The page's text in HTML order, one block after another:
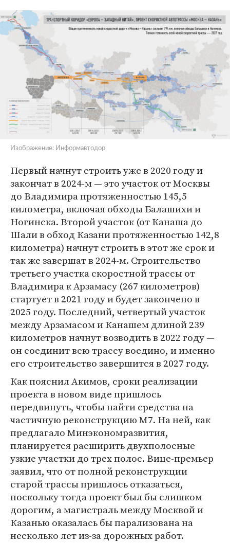
Изображение: Информавтодор
Первый начнут строить уже в 2020 году и
закончат в 2024-м — это участок от Москвы
до Владимира протяженностью 145,5
километра, включая обходы Балашихи и
Ногинска. Второй участок (от Канаша до
Шали в обход Казани протяженностью 142,8
километра) начнут строить в этот же срок и
так же завершат в 2024-м. Строительство
третьего участка скоростной трассы от
Владимира к Арзамасу (267 километров)
стартует в 2021 году и будет закончено в
2025 году. Последний, четвертый участок
между Арзамасом и Канашем длиной 239
километров начнут возводить в 2022 году —
он соединит всю трассу воедино, и именно
его строительство завершится в 2027 году.
Как пояснил Акимов, сроки реализации
проекта в новом виде пришлось
передвинуть, чтобы найти средства на
частичную реконструкцию М7. На ней, как
предлагало Минэкономразвития,
планируется расширить двухполосные
узкие участки до трех полос. Вице-премьер
заявил, что от полной реконструкции
старой трассы пришлось отказаться,
поскольку тогда проект был бы слишком
дорогим, а магистраль между Москвой и
Казанью оказалась бы парализована на
несколько лет из-за дорожных работ.